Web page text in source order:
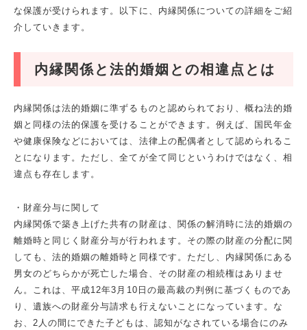
な保護が受けられます。以下に、内縁関係についての詳細をご紹
介していきます。
内縁関係と法的婚姻との相違点とは
内縁関係は法的婚姻に準ずるものと認められており、概ね法的婚
姻と同様の法的保護を受けることができます。例えば、国民年金
や健康保険などにおいては、法律上の配偶者として認められるこ
とになります。ただし、全てが全て同じというわけではなく、相
違点も存在します。
・財産分与に関して
内縁関係で築き上げた共有の財産は、関係の解消時に法的婚姻の
離婚時と同じく財産分与が行われます。その際の財産の分配に関
しても、法的婚姻の離婚時と同様です。ただし、内縁関係にある
男女のどちらかが死亡した場合、その財産の相続権はありませ
ん。これは、平成12年3月10日の最高裁の判例に基づくものであ
り、遺族への財産分与請求も行えないことになっています。な
お、2人の間にできた子どもは、認知がなされている場合にのみ